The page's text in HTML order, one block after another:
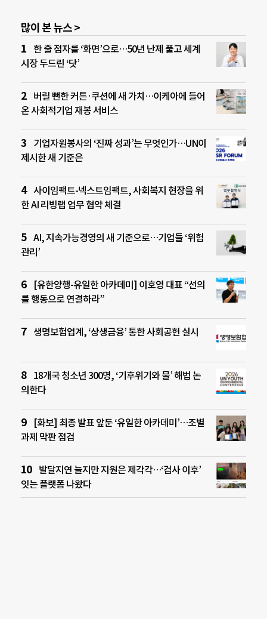
많이 본 뉴스 >
한 줄 점자를 ‘화면’으로…50년 난제 풀고 세계
시장 두드린 ‘닷’
버릴 뻔한 커튼·쿠션에 새 가치…이케아에 들어
온 사회적기업 재봉 서비스
기업자원봉사의 ‘진짜 성과’는 무엇인가…UN이
제시한 새 기준은
사이임팩트-넥스트임팩트, 사회복지 현장을 위
한 AI 리빙랩 업무 협약 체결
AI, 지속가능경영의 새 기준으로…기업들 ‘위험
관리’
[유한양행-유일한 아카데미] 이호영 대표 “선의
를 행동으로 연결하라”
생명보험업계, ‘상생금융’ 통한 사회공헌 실시
18개국 청소년 300명, ‘기후위기와 물’ 해법 논
의한다
[화보] 최종 발표 앞둔 ‘유일한 아카데미’…조별
과제 막판 점검
발달지연 늘지만 지원은 제각각…‘검사 이후’
잇는 플랫폼 나왔다